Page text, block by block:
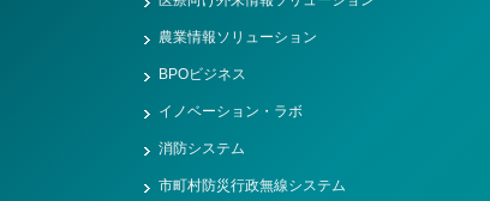
農業情報ソリューション
BPOビジネス
イノベーション・ラボ
消防システム
市町村防災行政無線システム